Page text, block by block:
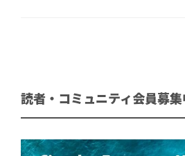
読者・コミュニティ会員募集